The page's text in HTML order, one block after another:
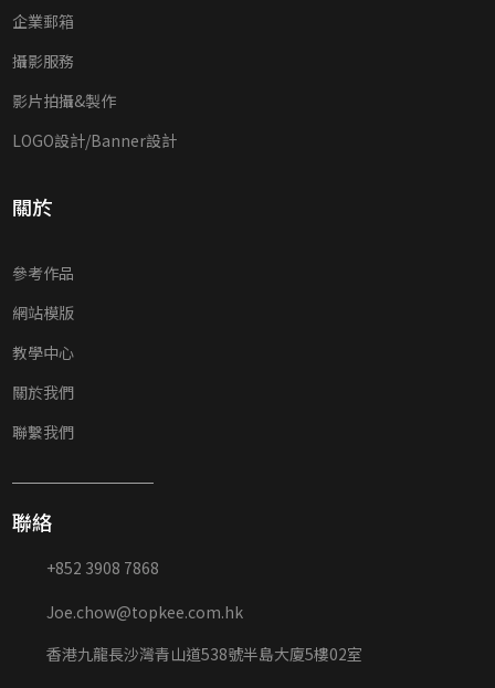
企業郵箱
攝影服務
影片拍攝&製作
LOGO設計/Banner設計
關於
參考作品
網站模版
教學中心
關於我們
聯繫我們
聯絡
+852 3908 7868
Joe.chow@topkee.com.hk
香港九龍長沙灣青山道538號半島大廈5樓02室